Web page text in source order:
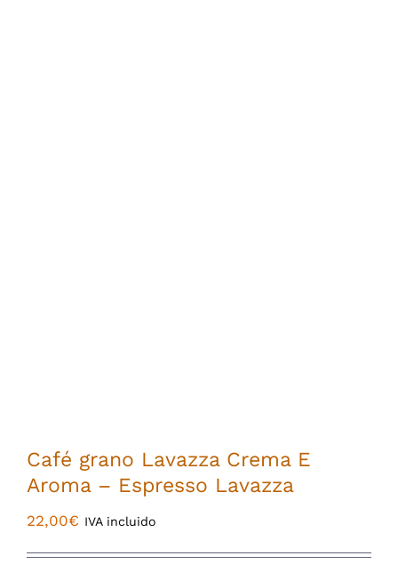
Café grano Lavazza Crema E
Aroma – Espresso Lavazza
22,00€ IVA incluido